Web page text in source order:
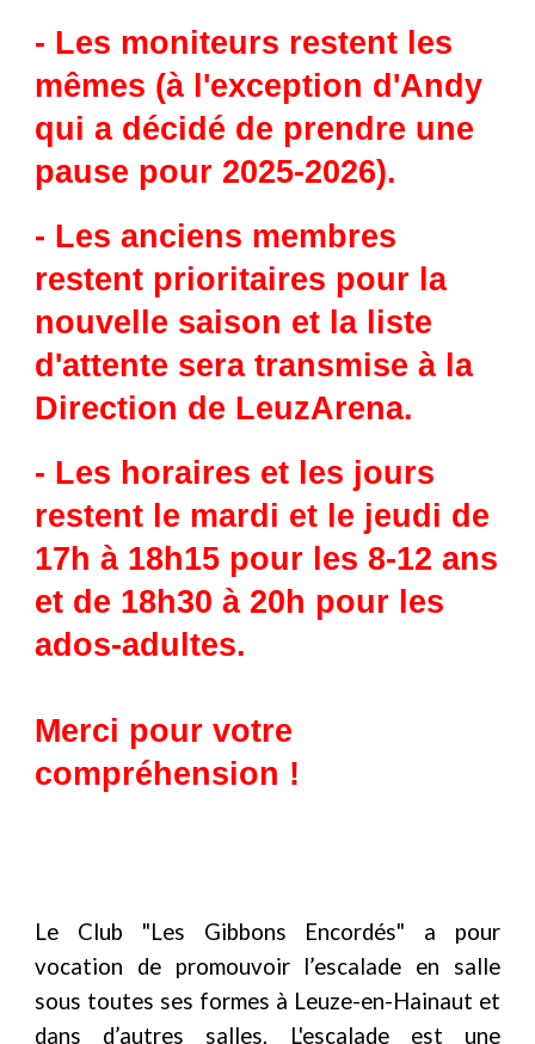
- Les moniteurs restent les
mêmes (à l'exception d'Andy
qui a décidé de prendre une
pause pour 2025-2026).
- Les anciens membres
restent prioritaires pour la
nouvelle saison et la liste
d'attente sera transmise à la
Direction de LeuzArena.
- Les horaires et les jours
restent le mardi et le jeudi de
17h à 18h15 pour les 8-12 ans
et de 18h30 à 20h pour les
ados-adultes.
Merci pour votre
compréhension !
Le Club "Les Gibbons Encordés" a pour
vocation de promouvoir l’escalade en salle
sous toutes ses formes à Leuze-en-Hainaut et
dans d’autres salles. L'escalade est une